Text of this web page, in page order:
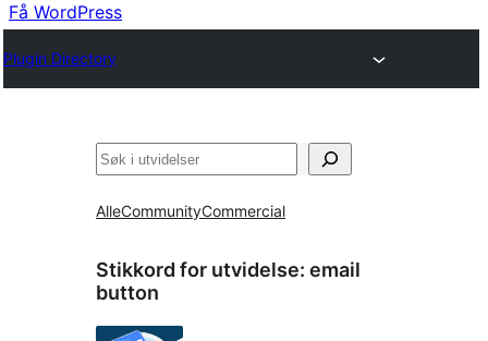
Få WordPress
Plugin Directory
Søk
AlleCommunityCommercial
Stikkord for utvidelse: email
button